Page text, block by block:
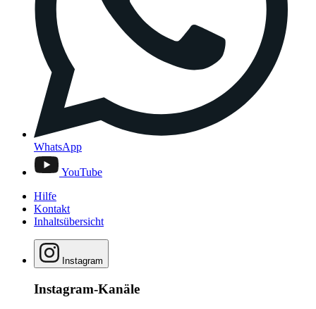
WhatsApp
YouTube
Hilfe
Kontakt
Inhaltsübersicht
Instagram
Instagram-Kanäle